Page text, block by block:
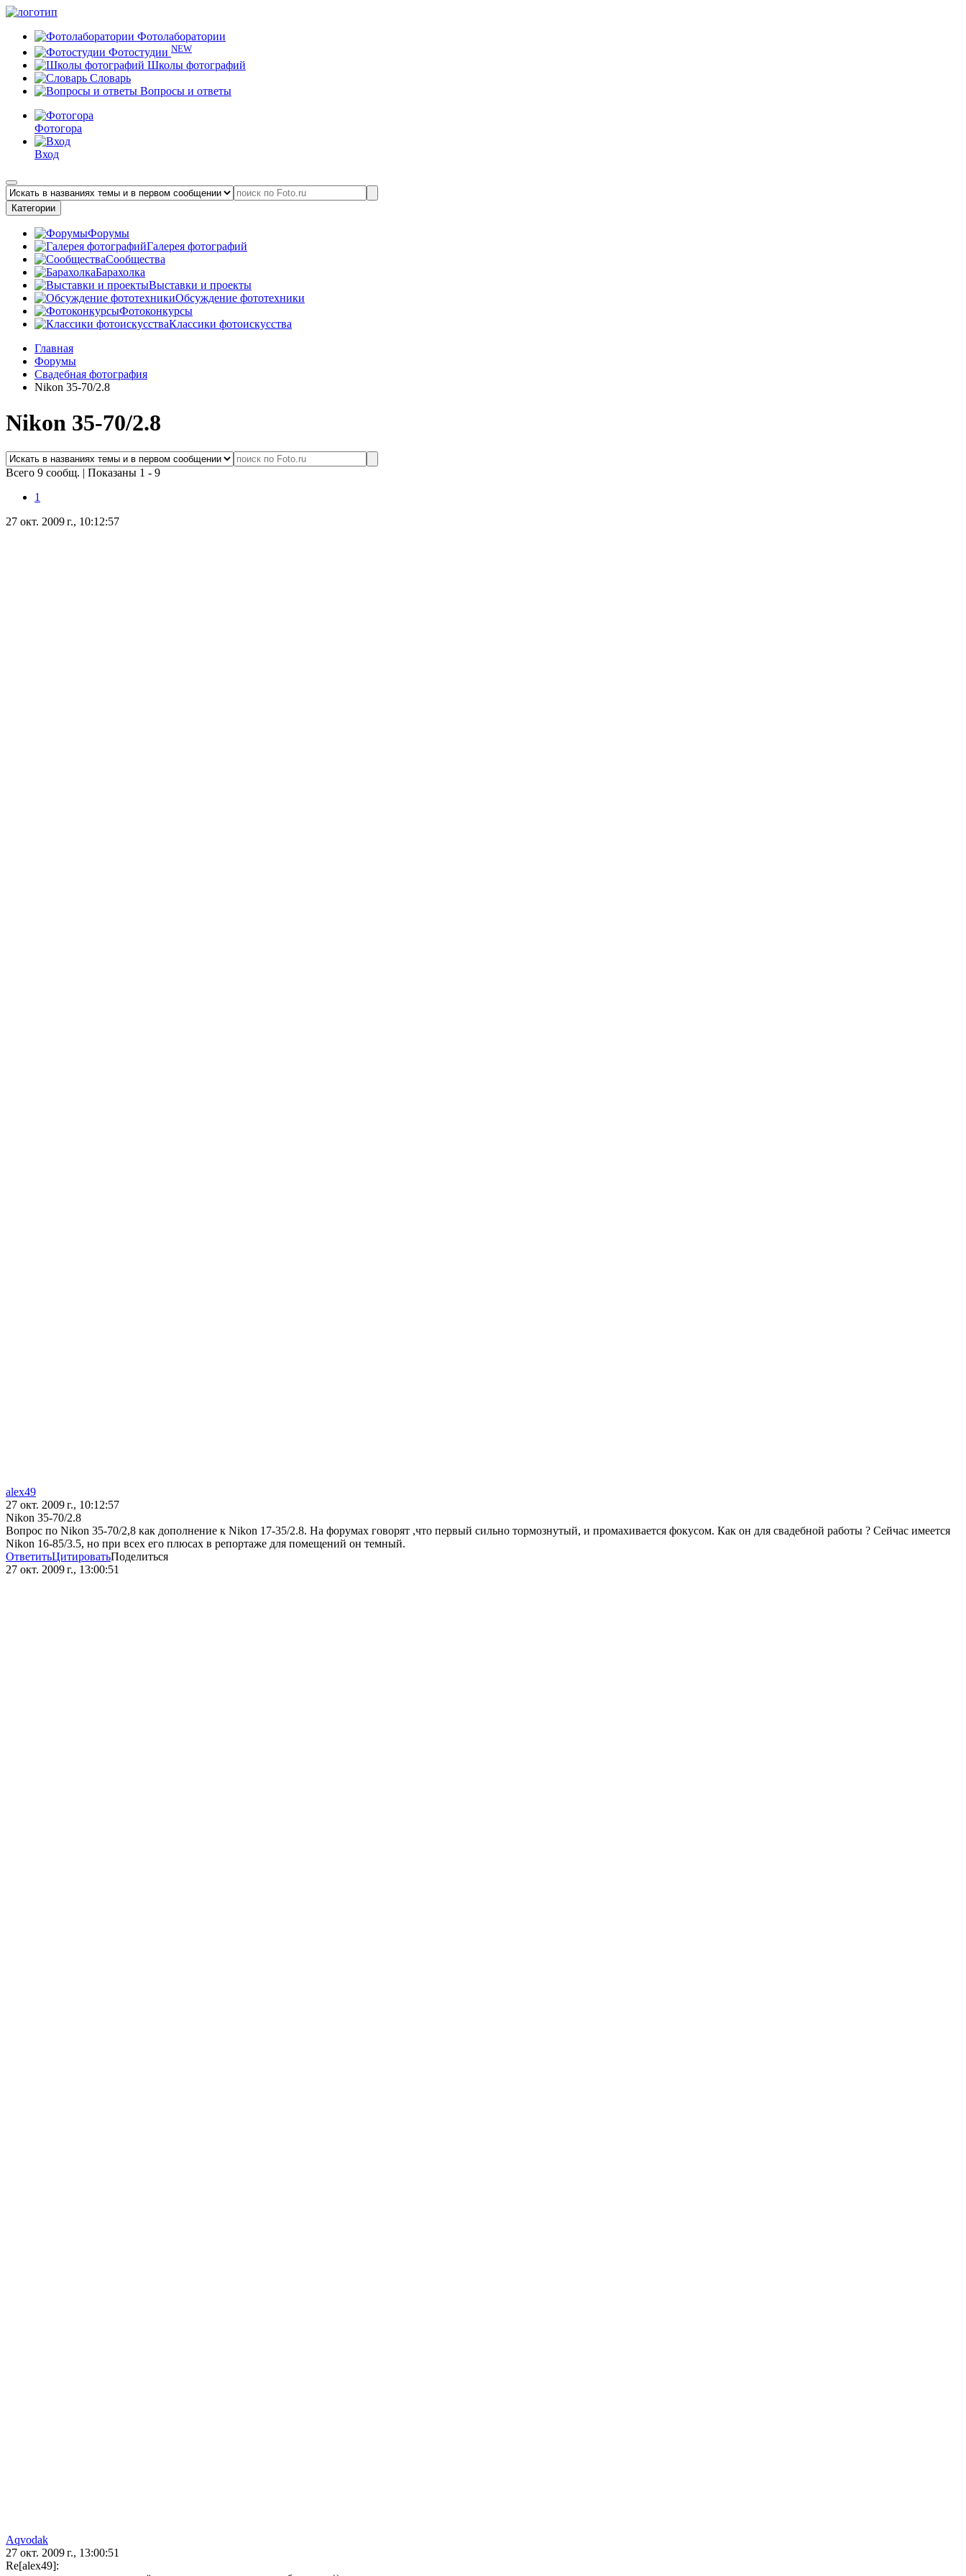
Фотолаборатории
Фотостудии NEW
Школы фотографий
Словарь
Вопросы и ответы
Фотогора
Вход
Категории
Форумы
Галерея фотографий
Сообщества
Барахолка
Выставки и проекты
Обсуждение фототехники
Фотоконкурсы
Классики фотоискусства
Главная
Форумы
Свадебная фотография
Nikon 35-70/2.8
Nikon 35-70/2.8
Всего 9 сообщ. | Показаны 1 - 9
1
27 окт. 2009 г., 10:12:57
alex49
27 окт. 2009 г., 10:12:57
Nikon 35-70/2.8
Вопрос по Nikon 35-70/2,8 как дополнение к Nikon 17-35/2.8. На форумах говорят ,что первый сильно тормознутый, и промахивается фокусом. Как он для свадебной работы ? Сейчас имеется
Nikon 16-85/3.5, но при всех его плюсах в репортаже для помещений он темный.
ОтветитьЦитироватьПоделиться
27 окт. 2009 г., 13:00:51
Aqvodak
27 окт. 2009 г., 13:00:51
Re[alex49]: